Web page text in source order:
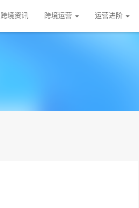
跨境资讯 跨境运营 运营进阶